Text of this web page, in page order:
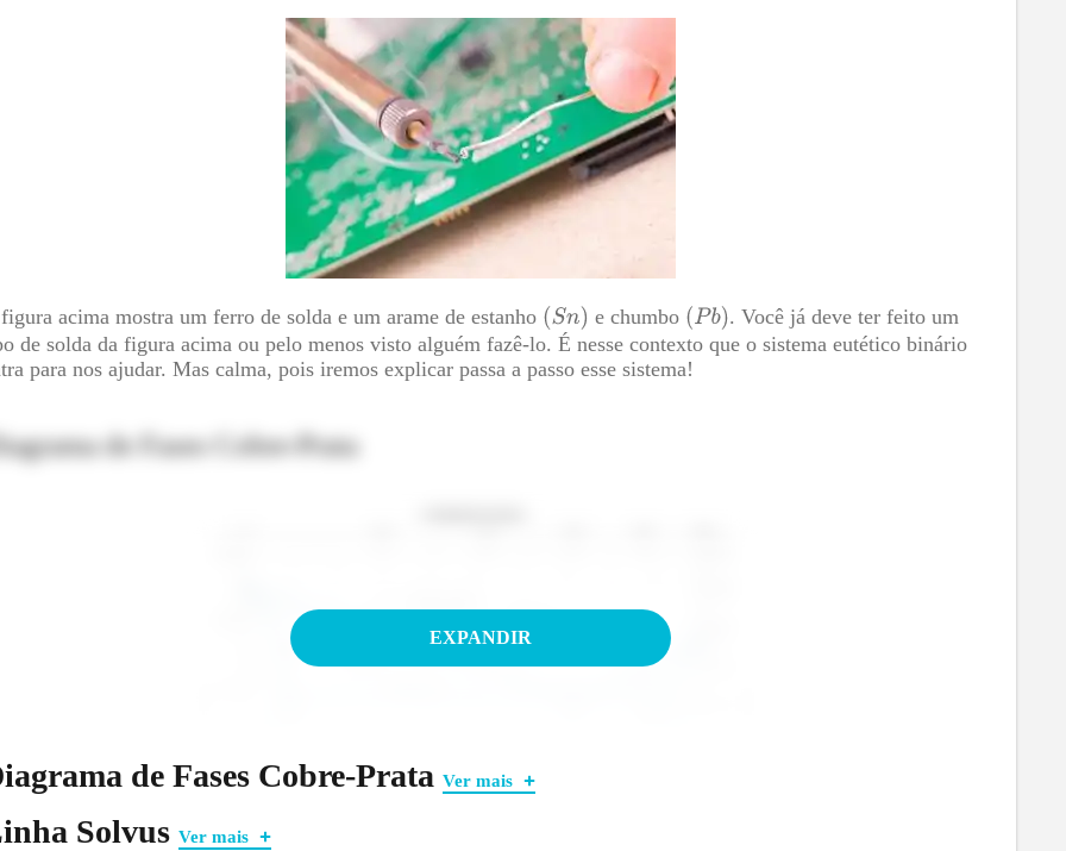
acima mostra um ferro de solda e um arame de estanho e chumbo
. Você já deve ter feito um
de solda da figura acima ou pelo menos visto alguém fazê-lo. É nesse contexto que o sistema eutético binário
para nos ajudar. Mas calma, pois iremos explicar passa a passo esse sistema!
de Fases Cobre-Prata
EXPANDIR
de Fases Cobre-Prata Ver mais
Solvus Ver mais